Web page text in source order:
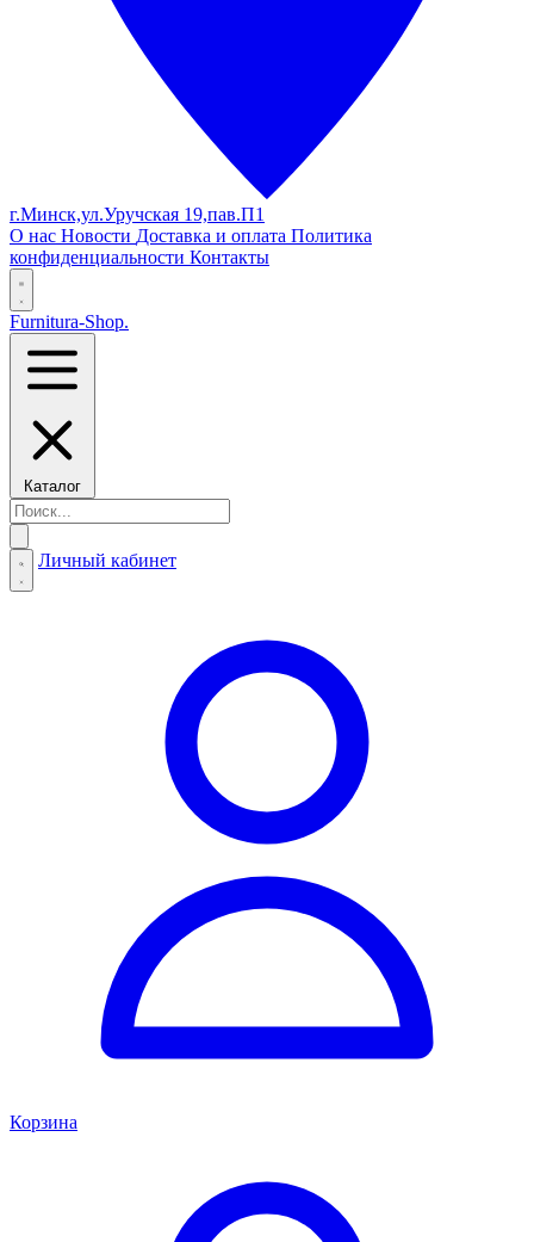
г.Минск,ул.Уручская 19,пав.П1
О нас Новости Доставка и оплата Политика
конфиденциальности Контакты
Furnitura-Shop.
Каталог
Личный кабинет
Корзина